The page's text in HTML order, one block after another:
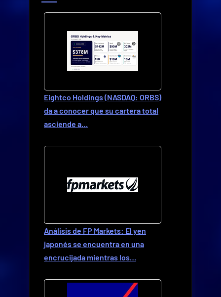
Eightco Holdings (NASDAQ: ORBS)
da a conocer que su cartera total
asciende a…
Análisis de FP Markets: El yen
japonés se encuentra en una
encrucijada mientras los…